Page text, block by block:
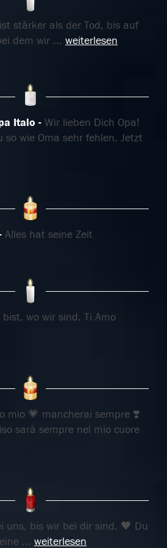
stärker als der Tod, bis auf
dem wir ... weiterlesen
Italo
Wir lieben Dich Opa!
so wie Oma sehr fehlen. Jetzt
Alles hat seine Zeit
bist, wo wir sind. Ti Amo
mio 💗 mancherai sempre ❣️
sarà sempre nel mio cuore
uns, bis wir bei dir sind. 🖤 Du
... weiterlesen